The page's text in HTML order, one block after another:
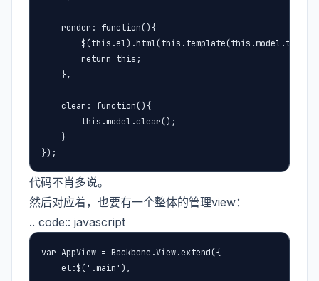
    render: function(){
        return this;
    },
    clear: function(){
        this.model.clear();
    }
});
代码不肖多说。
然后对应着，也要有一个整体的管理view：
.. code:: javascript
var AppView = Backbone.View.extend({
    el:$('.main'),